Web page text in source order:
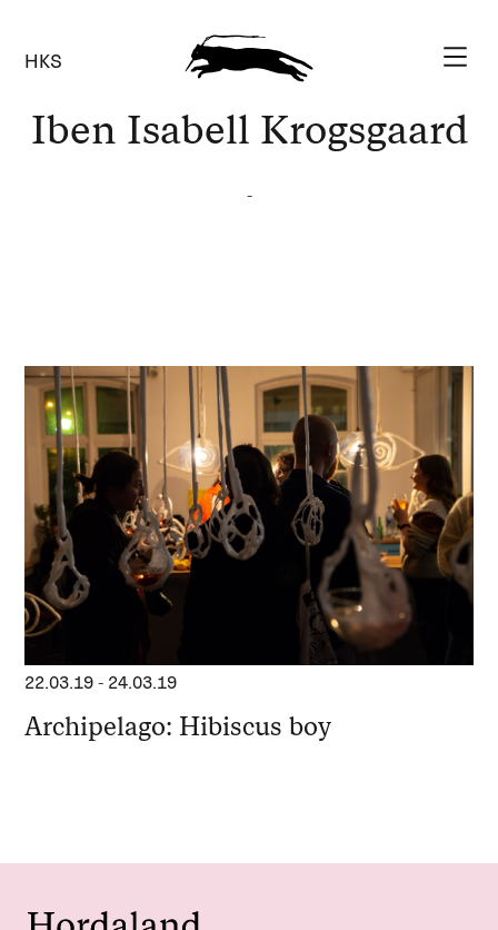
HKS
Iben Isabell Krogsgaard
-
22.03.19 - 24.03.19
Archipelago: Hibiscus boy